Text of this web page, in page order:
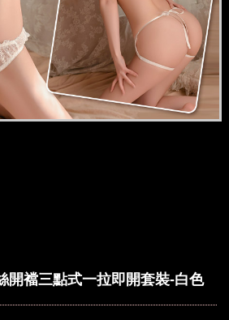
開襠三點式一拉即開套裝-白色